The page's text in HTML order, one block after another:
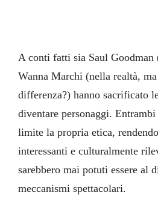
A conti fatti sia Saul
Wanna Marchi (nella realtà,
differenza?) hanno sacrificato
diventare personaggi.
limite la propria etica,
interessanti e culturalmente
sarebbero mai potuti essere al
meccanismi spettacolari.